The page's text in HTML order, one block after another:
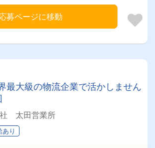
募ページに移動
最大級の物流企業で活かしません
太田営業所
あり